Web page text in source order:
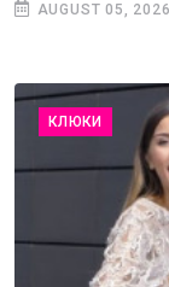
AUGUST 05, 2026
КЛЮКИ